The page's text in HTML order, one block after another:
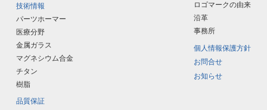
技術情報
パーツホーマー
医療分野
金属ガラス
マグネシウム合金
チタン
樹脂
品質保証
ロゴマークの由来
沿革
事務所
個人情報保護方針
お問合せ
お知らせ